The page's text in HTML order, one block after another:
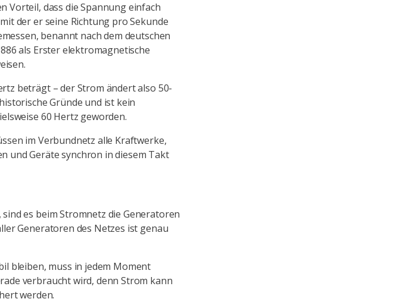
Vorteil, dass die Spannung einfach
der er seine Richtung pro Sekunde
benannt nach dem deutschen
als Erster elektromagnetische
beträgt – der Strom ändert also 50-
Gründe und ist kein
60 Hertz geworden.
im Verbundnetz alle Kraftwerke,
und Geräte synchron in diesem Takt
es beim Stromnetz die Generatoren
Generatoren des Netzes ist genau
bleiben, muss in jedem Moment
verbraucht wird, denn Strom kann
werden.